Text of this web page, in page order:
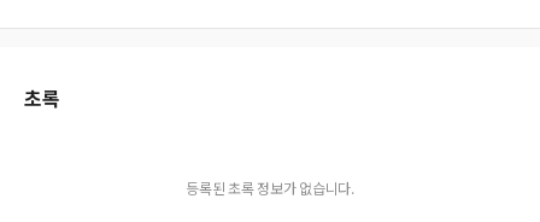
초록
등록된 초록 정보가 없습니다.